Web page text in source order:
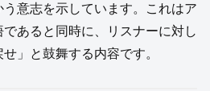
意志を示しています。これはア
あると同時に、リスナーに対し
」と鼓舞する内容です。